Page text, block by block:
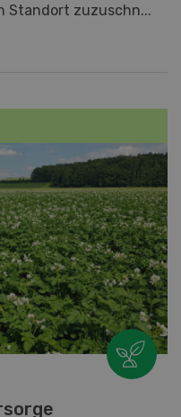
Standort zuzuschn...